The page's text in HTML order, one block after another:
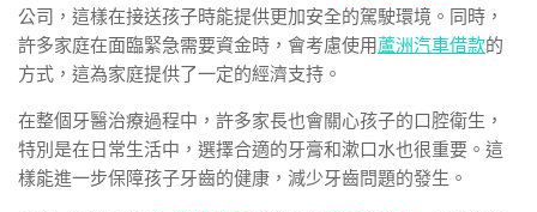
公司，這樣在接送孩子時能提供更加安全的駕駛環境。同時，
許多家庭在面臨緊急需要資金時，會考慮使用蘆洲汽車借款的
方式，這為家庭提供了一定的經濟支持。
在整個牙醫治療過程中，許多家長也會關心孩子的口腔衛生，
特別是在日常生活中，選擇合適的牙膏和漱口水也很重要。這
樣能進一步保障孩子牙齒的健康，減少牙齒問題的發生。